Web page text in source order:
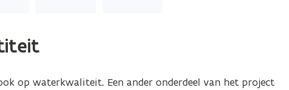
op waterkwaliteit. Een ander onderdeel van het project